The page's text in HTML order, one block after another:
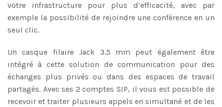
votre infrastructure pour plus d’efficacité, avec par
exemple la possibilité de rejoindre une conférence en un
seul clic.
Un casque filaire Jack 3.5 mm peut également être
intégré à cette solution de communication pour des
échanges plus privés ou dans des espaces de travail
partagés. Avec ses 2 comptes SIP, il vous est possible de
recevoir et traiter plusieurs appels en simultané et de les